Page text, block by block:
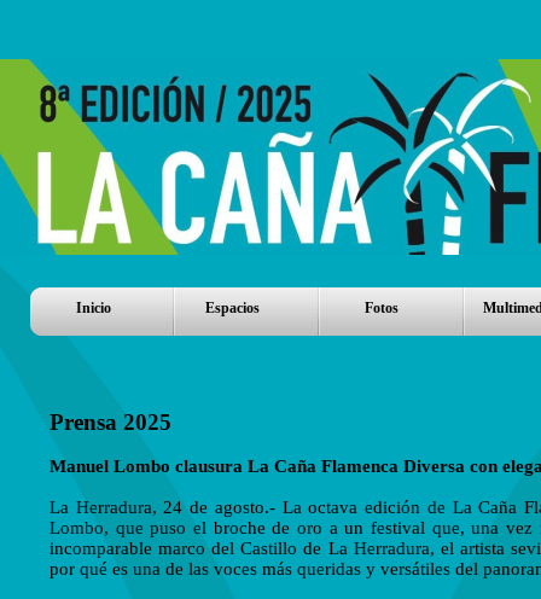
Prensa 2025
Manuel Lombo clausura La Caña Flamenca Diversa con
La Herradura, 24 de agosto.- La octava edición de La Caña
Lombo, que puso el broche de oro a un festival que, una
incomparable marco del Castillo de La Herradura, el artista
por qué es una de las voces más queridas y versátiles del
Inicio Espacios Fotos